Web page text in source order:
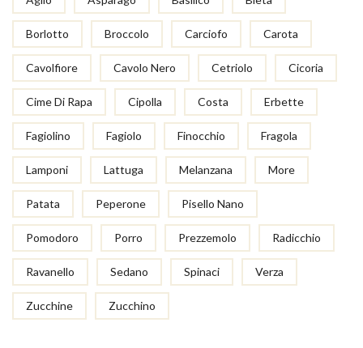
Borlotto Broccolo Carciofo Carota
Cavolfiore Cavolo Nero Cetriolo Cicoria
Cime Di Rapa Cipolla Costa Erbette
Fagiolino Fagiolo Finocchio Fragola
Lamponi Lattuga Melanzana More
Patata Peperone Pisello Nano
Pomodoro Porro Prezzemolo Radicchio
Ravanello Sedano Spinaci Verza
Zucchine Zucchino